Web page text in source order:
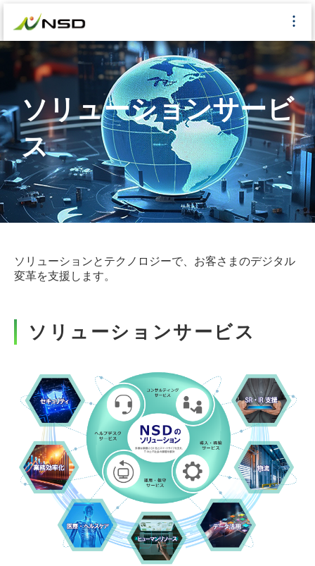
ソリューションサービ
ス
ソリューションとテクノロジーで、お客さまのデジタル
変革を支援します。
ソリューションサービス